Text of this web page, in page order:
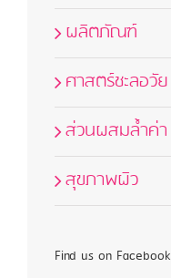
ผลิตภัณฑ์
ศาสตร์ชะลอวัย
ส่วนผสมล้ำค่า
สุขภาพผิว
Find us on Facebook